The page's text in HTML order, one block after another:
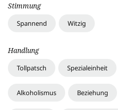
Stimmung
Spannend Witzig
Handlung
Tollpatsch Spezialeinheit
Alkoholismus Beziehung